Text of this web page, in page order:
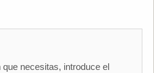
necesitas, introduce el